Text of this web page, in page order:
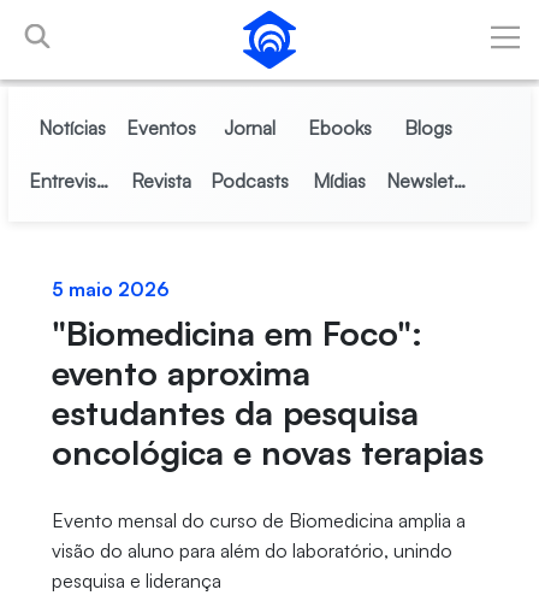
Pular para o Conteúdo principal
Notícias Eventos Jornal Ebooks Blogs
Entrevistas Revista Podcasts Mídias Newsletter
5 maio 2026
"Biomedicina em Foco":
evento aproxima
estudantes da pesquisa
oncológica e novas terapias
Evento mensal do curso de Biomedicina amplia a
visão do aluno para além do laboratório, unindo
pesquisa e liderança